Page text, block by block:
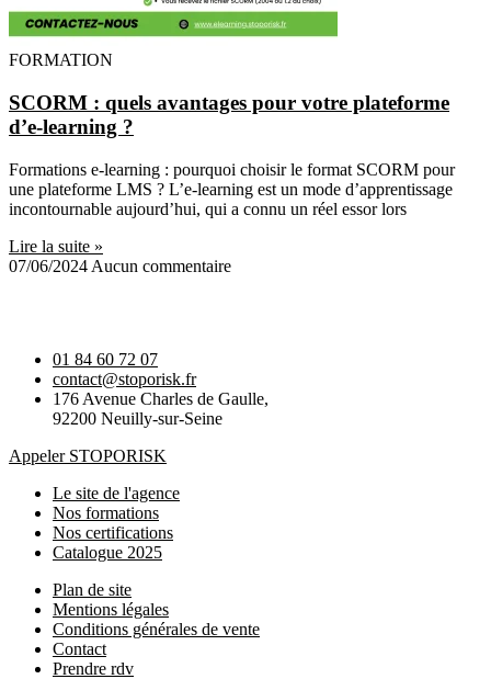
FORMATION
SCORM : quels avantages pour votre plateforme
d’e-learning ?
Formations e-learning : pourquoi choisir le format SCORM pour
une plateforme LMS ? L’e-learning est un mode d’apprentissage
incontournable aujourd’hui, qui a connu un réel essor lors
Lire la suite »
07/06/2024 Aucun commentaire
01 84 60 72 07
contact@stoporisk.fr
176 Avenue Charles de Gaulle,
92200 Neuilly-sur-Seine
Appeler STOPORISK
Le site de l'agence
Nos formations
Nos certifications
Catalogue 2025
Plan de site
Mentions légales
Conditions générales de vente
Contact
Prendre rdv